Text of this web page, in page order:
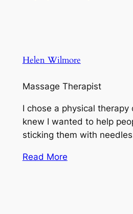
Helen Wilmore
Massage Therapist
I chose a physical therapy
knew I wanted to help
sticking them with
Read More